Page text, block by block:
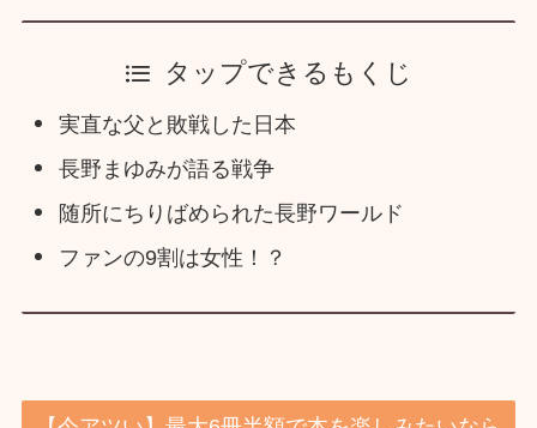
タップできるもくじ
実直な父と敗戦した日本
長野まゆみが語る戦争
随所にちりばめられた長野ワールド
ファンの9割は女性！？